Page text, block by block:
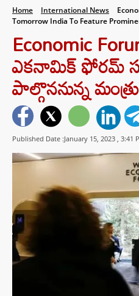
Home International News
Tomorrow India To Feature
Economic
ఎకనామిక్ ఫోరమ్
పాల్గొననున్న
Published Date :January 15, 2023 , 3:41